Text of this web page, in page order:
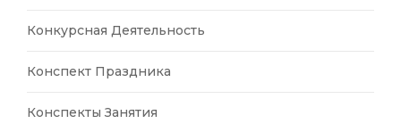
Конкурсная Деятельность
Конспект Праздника
Конспекты Занятия